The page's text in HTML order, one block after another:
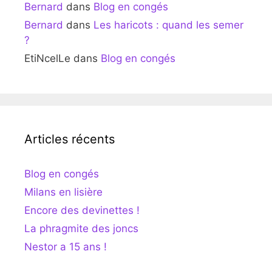
Bernard dans Blog en congés
Bernard dans Les haricots : quand les semer
?
EtiNcelLe dans Blog en congés
Articles récents
Blog en congés
Milans en lisière
Encore des devinettes !
La phragmite des joncs
Nestor a 15 ans !